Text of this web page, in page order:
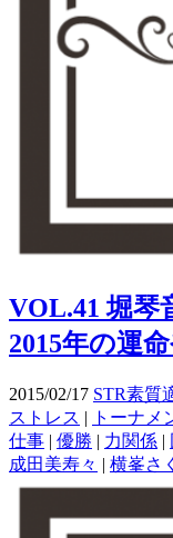
VOL.41 堀琴
2015年の運
2015/02/17 STR素質
ストレス | トーナメ
仕事 | 優勝 | 力関係 |
成田美寿々 | 横峯さ